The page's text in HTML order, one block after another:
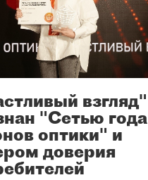
взгляд"
"Сетью года
оптики" и
доверия